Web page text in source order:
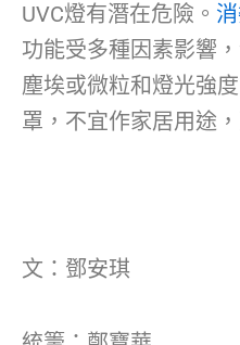
UVC燈有潛在危險。
功能受多種因素影響
塵埃或微粒和燈光強
罩，不宜作家居用途
文：鄧安琪